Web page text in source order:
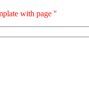
with page ''